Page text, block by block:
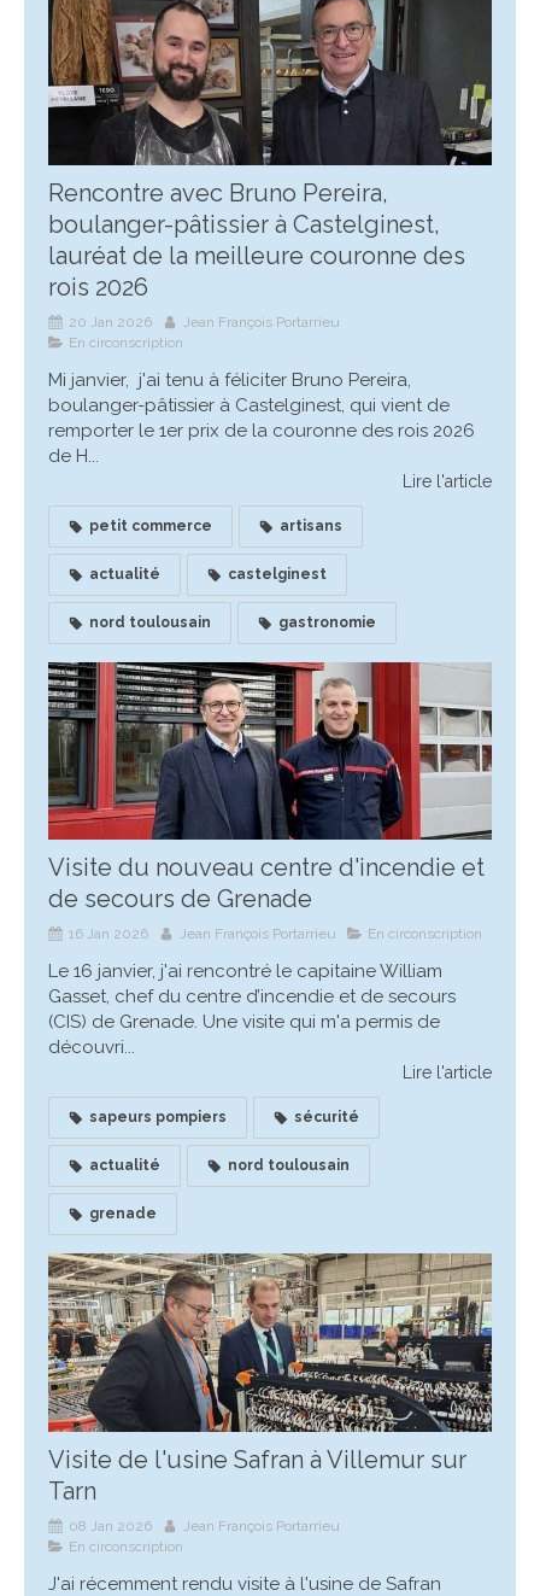
Rencontre avec Bruno Pereira,
boulanger-pâtissier à Castelginest,
lauréat de la meilleure couronne des
rois 2026
20 Jan 2026
Jean François Portarrieu
En circonscription
Mi janvier, j'ai tenu à féliciter Bruno Pereira,
boulanger-pâtissier à Castelginest, qui vient de
remporter le 1er prix de la couronne des rois 2026
de H...
Lire l'article
petit commerce artisans
actualité castelginest
nord toulousain gastronomie
Visite du nouveau centre d'incendie et
de secours de Grenade
16 Jan 2026 Jean François Portarrieu En circonscription
Le 16 janvier, j'ai rencontré le capitaine William
Gasset, chef du centre d’incendie et de secours
(CIS) de Grenade. Une visite qui m'a permis de
découvri...
Lire l'article
sapeurs pompiers sécurité
actualité nord toulousain
grenade
Visite de l'usine Safran à Villemur sur
Tarn
08 Jan 2026
Jean François Portarrieu
En circonscription
J'ai récemment rendu visite à l'usine de Safran